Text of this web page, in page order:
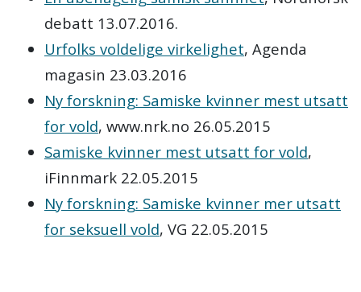
debatt 13.07.2016.
Urfolks voldelige virkelighet, Agenda
magasin 23.03.2016
Ny forskning: Samiske kvinner mest utsatt
for vold, www.nrk.no 26.05.2015
Samiske kvinner mest utsatt for vold,
iFinnmark 22.05.2015
Ny forskning: Samiske kvinner mer utsatt
for seksuell vold, VG 22.05.2015